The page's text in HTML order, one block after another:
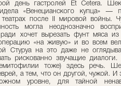
день гастролей Et Cetera.
«Венецианского купца» —
после II мировой войны.
могла неоднозначно
хочет вырезать фунт мяса из
«на живую» и во всем
Стуруа на это даже не
рискованно звучащие диалоги.
тоже) здесь речь.
а тем, что он другой, чужой. И
уровне, для тайной